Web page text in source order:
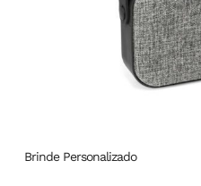
Brinde Personalizado